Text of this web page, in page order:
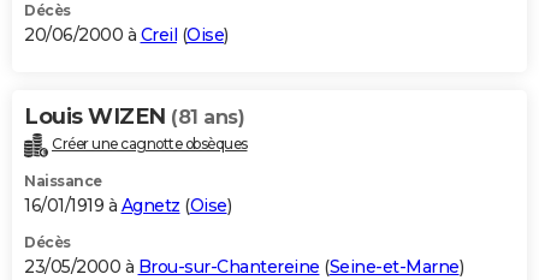
Décès
20/06/2000 à Creil (Oise)
Louis WIZEN (81 ans)
Créer une cagnotte obsèques
Naissance
16/01/1919 à Agnetz (Oise)
Décès
23/05/2000 à Brou-sur-Chantereine (Seine-et-Marne)